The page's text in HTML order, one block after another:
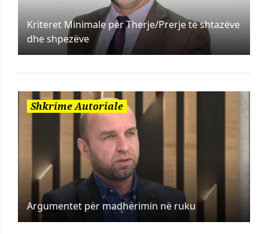
Kriteret Minimale për Therje/Prerje të shtazëve
dhe shpezëve
Shkrime Autoriale
Argumentet për madhërimin në ruku